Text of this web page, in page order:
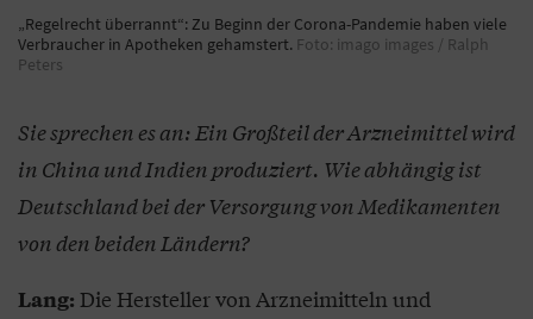
„Regelrecht überrannt“: Zu Beginn der Corona-Pandemie haben viele
Verbraucher in Apotheken gehamstert. Foto: imago images / Ralph
Peters
Sie sprechen es an: Ein Großteil der Arzneimittel wird
in China und Indien produziert. Wie abhängig ist
Deutschland bei der Versorgung von Medikamenten
von den beiden Ländern?
Lang: Die Hersteller von Arzneimitteln und